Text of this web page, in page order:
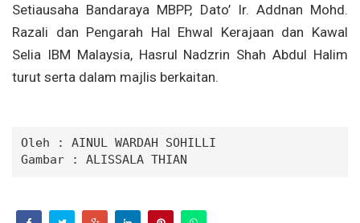
Setiausaha Bandaraya MBPP, Dato’ Ir. Addnan Mohd.
Razali dan Pengarah Hal Ehwal Kerajaan dan Kawal
Selia IBM Malaysia, Hasrul Nadzrin Shah Abdul Halim
turut serta dalam majlis berkaitan.
Oleh : AINUL WARDAH SOHILLI
Gambar : ALISSALA THIAN